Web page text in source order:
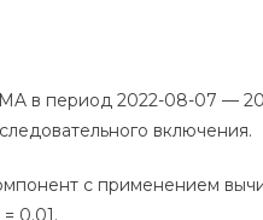
в период 2022-08-07 —
включения.
с применением
0.01.